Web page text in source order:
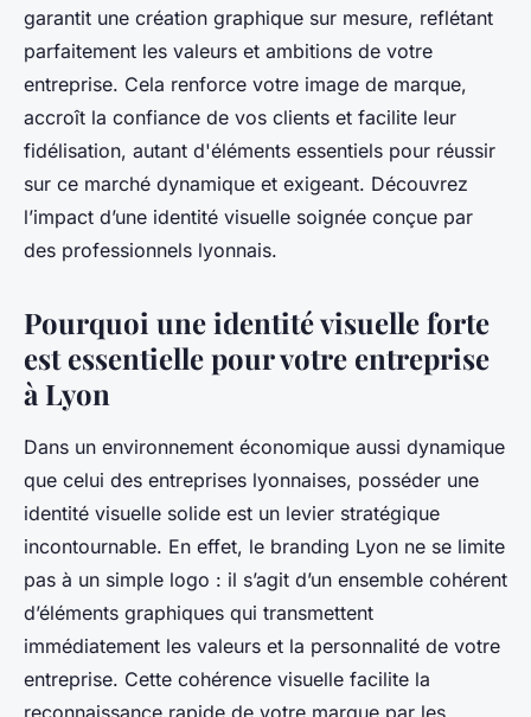
garantit une création graphique sur mesure, reflétant
parfaitement les valeurs et ambitions de votre
entreprise. Cela renforce votre image de marque,
accroît la confiance de vos clients et facilite leur
fidélisation, autant d'éléments essentiels pour réussir
sur ce marché dynamique et exigeant. Découvrez
l’impact d’une identité visuelle soignée conçue par
des professionnels lyonnais.
Pourquoi une identité visuelle forte
est essentielle pour votre entreprise
à Lyon
Dans un environnement économique aussi dynamique
que celui des entreprises lyonnaises, posséder une
identité visuelle solide est un levier stratégique
incontournable. En effet, le branding Lyon ne se limite
pas à un simple logo : il s’agit d’un ensemble cohérent
d’éléments graphiques qui transmettent
immédiatement les valeurs et la personnalité de votre
entreprise. Cette cohérence visuelle facilite la